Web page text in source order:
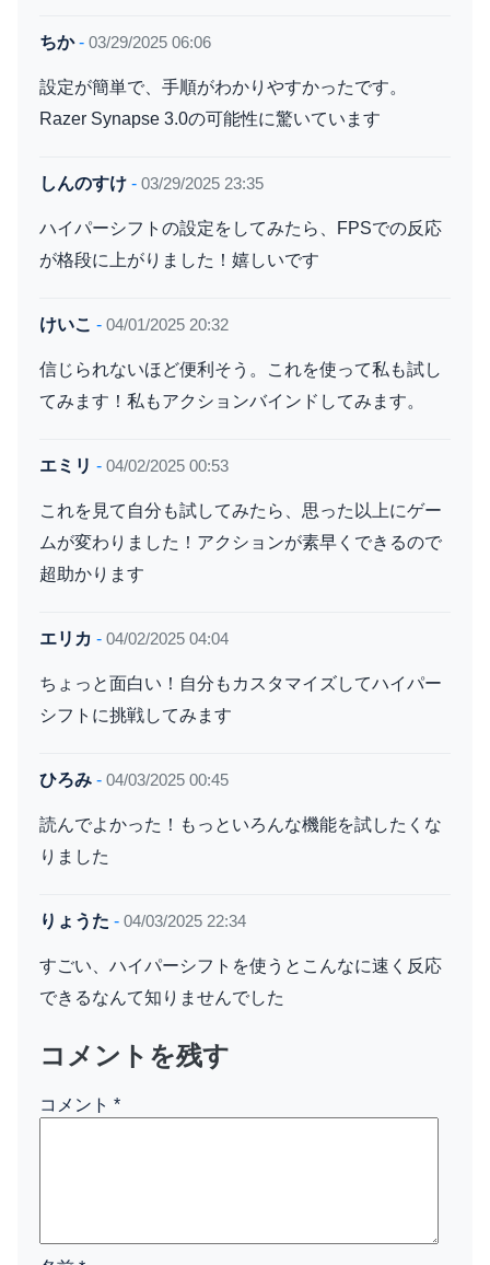
ちか- 03/29/2025 06:06
設定が簡単で、手順がわかりやすかったです。
Razer Synapse 3.0の可能性に驚いています
しんのすけ - 03/29/2025 23:35
ハイパーシフトの設定をしてみたら、FPSでの反応
が格段に上がりました！嬉しいです
けいこ - 04/01/2025 20:32
信じられないほど便利そう。これを使って私も試し
てみます！私もアクションバインドしてみます。
エミリ - 04/02/2025 00:53
これを見て自分も試してみたら、思った以上にゲー
ムが変わりました！アクションが素早くできるので
超助かります
エリカ - 04/02/2025 04:04
ちょっと面白い！自分もカスタマイズしてハイパー
シフトに挑戦してみます
ひろみ - 04/03/2025 00:45
読んでよかった！もっといろんな機能を試したくな
りました
りょうた - 04/03/2025 22:34
すごい、ハイパーシフトを使うとこんなに速く反応
できるなんて知りませんでした
コメントを残す
コメント *